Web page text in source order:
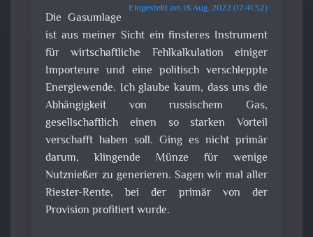
Eingestellt am 18.Aug. 2022 (17:41:52)
Die Gasumlage
ist aus meiner Sicht ein finsteres Instrument
für wirtschaftliche Fehlkalkulation einiger
Importeure und eine politisch verschleppte
Energiewende. Ich glaube kaum, dass uns die
Abhängigkeit von russischem Gas,
gesellschaftlich einen so starken Vorteil
verschafft haben soll. Ging es nicht primär
darum, klingende Münze für wenige
Nutznießer zu generieren. Sagen wir mal aller
Riester-Rente, bei der primär von der
Provision profitiert wurde.